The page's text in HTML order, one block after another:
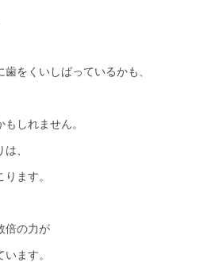
をくいしばっているかも、
しれません。
、
ます。
倍の力が
ます。